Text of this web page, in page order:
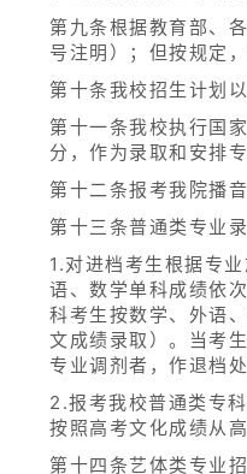
第九条根据教育部、
号注明）；但按规定
第十条我校招生计划
第十一条我校执行国
分，作为录取和安排
第十二条报考我院播
第十三条普通类专业录
1.对进档考生根据专
语、数学单科成绩依
科考生按数学、外语
文成绩录取）。当考
专业调剂者，作退档处
2.报考我校普通类专
按照高考文化成绩从
第十四条艺体类专业招